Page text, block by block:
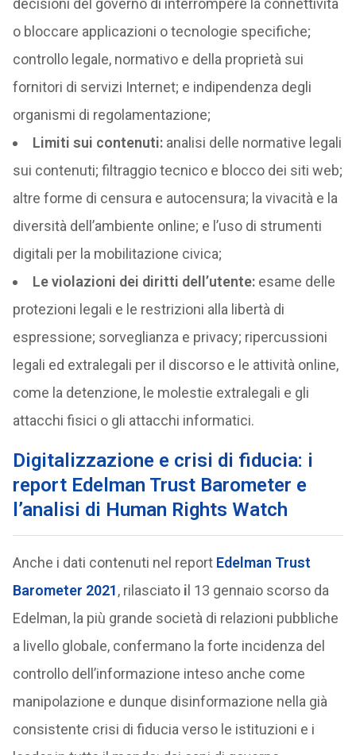
decisioni del governo di interrompere la connettività
o bloccare applicazioni o tecnologie specifiche;
controllo legale, normativo e della proprietà sui
fornitori di servizi Internet; e indipendenza degli
organismi di regolamentazione;
Limiti sui contenuti:analisi delle normative legali
sui contenuti; filtraggio tecnico e blocco dei siti web;
altre forme di censura e autocensura; la vivacità e la
diversità dell’ambiente online; e l’uso di strumenti
digitali per la mobilitazione civica;
Le violazioni dei diritti dell’utente: esame delle
protezioni legali e le restrizioni alla libertà di
espressione; sorveglianza e privacy; ripercussioni
legali ed extralegali per il discorso e le attività online,
come la detenzione, le molestie extralegali e gli
attacchi fisici o gli attacchi informatici.
Digitalizzazione e crisi di fiducia: i
report Edelman Trust Barometer e
l’analisi di Human Rights Watch
Anche i dati contenuti nel report Edelman Trust
Barometer 2021, rilasciatoi l 13 gennaio scorso da
Edelman, la più grande società di relazioni pubbliche
a livello globale, confermano la forte incidenza del
controllo dell’informazione inteso anche come
manipolazione e dunque disinformazione nella già
consistente crisi di fiducia verso le istituzioni e i